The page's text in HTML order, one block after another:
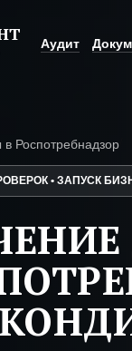
Аудит
в Роспотребнадзор
• ЗАПУСК